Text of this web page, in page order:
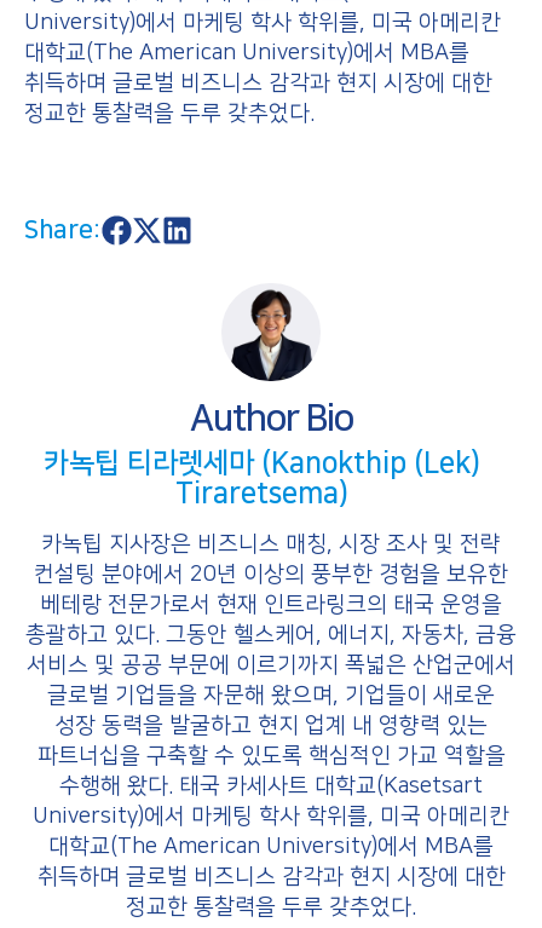
University)에서 마케팅 학사 학위를, 미국 아메리칸
대학교(The American University)에서 MBA를
취득하며 글로벌 비즈니스 감각과 현지 시장에 대한
정교한 통찰력을 두루 갖추었다.
Share:S
b
o
S
S
e
d
Author Bio
카녹팁 티라렛세마 (Kanokthip (Lek)
Tiraretsema)
카녹팁 지사장은 비즈니스 매칭, 시장 조사 및 전략
컨설팅 분야에서 20년 이상의 풍부한 경험을 보유한
베테랑 전문가로서 현재 인트라링크의 태국 운영을
총괄하고 있다. 그동안 헬스케어, 에너지, 자동차, 금융
서비스 및 공공 부문에 이르기까지 폭넓은 산업군에서
글로벌 기업들을 자문해 왔으며, 기업들이 새로운
성장 동력을 발굴하고 현지 업계 내 영향력 있는
파트너십을 구축할 수 있도록 핵심적인 가교 역할을
수행해 왔다. 태국 카세사트 대학교(Kasetsart
University)에서 마케팅 학사 학위를, 미국 아메리칸
대학교(The American University)에서 MBA를
취득하며 글로벌 비즈니스 감각과 현지 시장에 대한
정교한 통찰력을 두루 갖추었다.